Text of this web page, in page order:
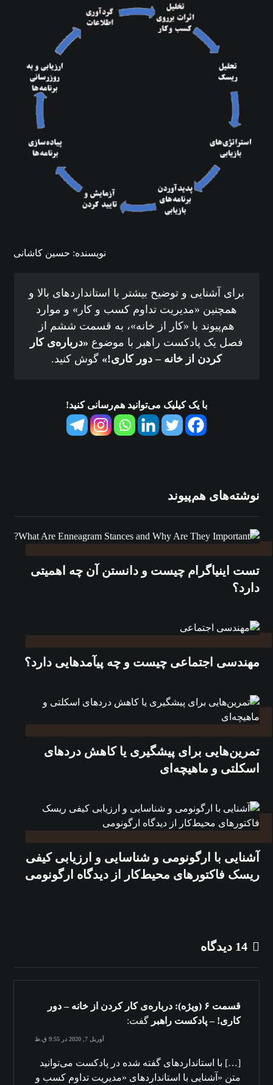
نویسنده: حسین کاشانی
برای آشنایی و توضیح بیشتر با استانداردهای بالا و
همچنین «مدیریت تداوم کسب و کار» و موارد
هم‌پیوند با «کار از خانه»، به قسمت ششم از
فصل یک پادکست راهبر با موضوع «درباره‌ی کار
کردن از خانه – دور کاری!» گوش کنید.
با یک کیلیک می‌توانید هم‌رسانی کنید!
نوشته‌های هم‌پیوند
تست اینیاگرام چیست و دانستن آن چه اهمیتی
دارد؟
مهندسی اجتماعی چیست و چه پیآمدهایی دارد؟
تمرین‌هایی برای پیشگیری یا کاهش دردهای
اسکلتی و ماهیچه‌ای
آشنایی با ارگونومی و شناسایی و ارزیابی کیفی
ریسک فاکتورهای محیط‌کار از دیدگاه ارگونومی
14 دیدگاه
قسمت ۶ (ویژه): درباره‌ی کار کردن از خانه – دور
کاری! – پادکست راهبر گفت:
آوریل 7, 2020 در 9:55 ق.ظ
[…] با استانداردهای گفته شده در پادکست می‌توانید
متن «آشنایی با استانداردهای «مدیریت تداوم کسب و